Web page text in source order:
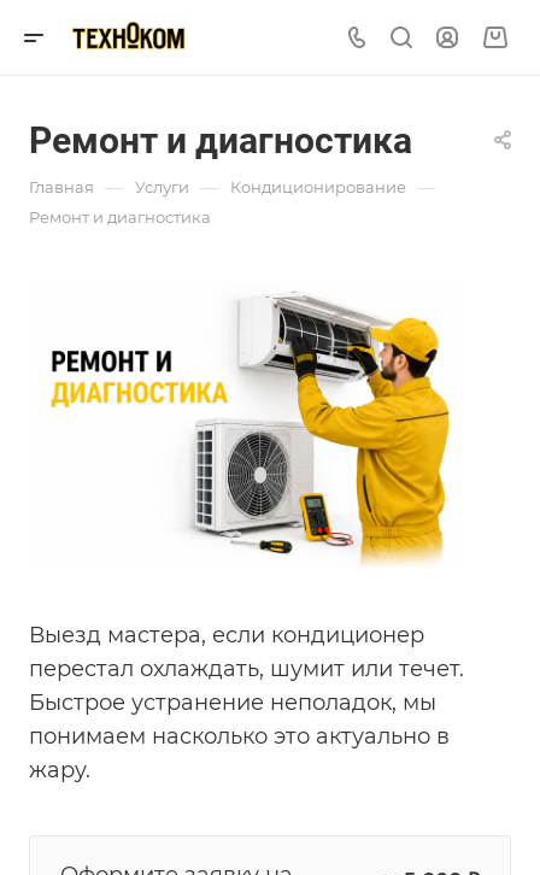
Ремонт и диагностика
Главная — Услуги — Кондиционирование —
Ремонт и диагностика
Выезд мастера, если кондиционер
перестал охлаждать, шумит или течет.
Быстрое устранение неполадок, мы
понимаем насколько это актуально в
жару.